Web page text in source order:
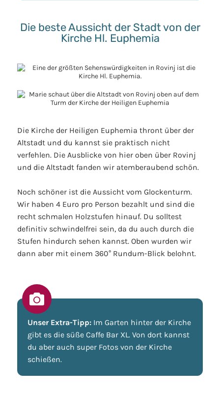
Die beste Aussicht der Stadt von der
Kirche Hl. Euphemia
Die Kirche der Heiligen Euphemia thront über der
Altstadt und du kannst sie praktisch nicht
verfehlen. Die Ausblicke von hier oben über Rovinj
und die Altstadt fanden wir atemberaubend schön.
Noch schöner ist die Aussicht vom Glockenturm.
Wir haben 4 Euro pro Person bezahlt und sind die
recht schmalen Holzstufen hinauf. Du solltest
definitiv schwindelfrei sein, da du auch durch die
Stufen hindurch sehen kannst. Oben wurden wir
dann aber mit einem 360° Rundum-Blick belohnt.
Unser Extra-Tipp: Im Garten hinter der Kirche
gibt es die süße Caffe Bar XL. Von dort kannst
du aber auch super Fotos von der Kirche
schießen.